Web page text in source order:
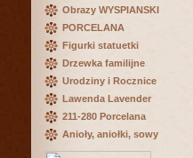
Obrazy WYSPIANSKI
PORCELANA
Figurki statuetki
Drzewka familijne
Urodziny i Rocznice
Lawenda Lavender
211-280 Porcelana
Anioły, aniołki, sowy